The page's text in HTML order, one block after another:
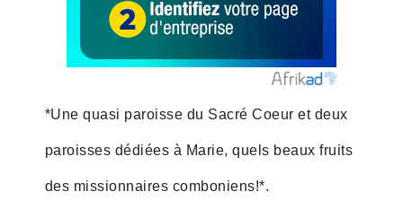
*Une quasi paroisse du Sacré Coeur et deux
paroisses dédiées à Marie, quels beaux fruits
des missionnaires comboniens!*.